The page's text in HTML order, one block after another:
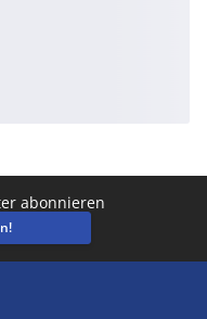
abonnieren